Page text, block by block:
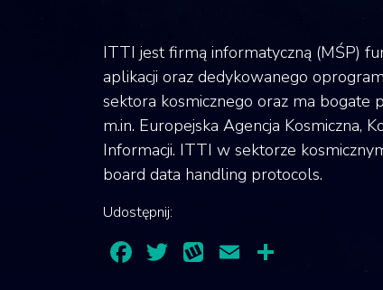
ITTI jest firmą informatyczną (MŚP)
aplikacji oraz dedykowanego
sektora kosmicznego oraz ma bogate
m.in. Europejska Agencja Kosmiczna,
Informacji. ITTI w sektorze
board data handling protocols.
Udostępnij:
Facebook
Twitter
Wykop
Email